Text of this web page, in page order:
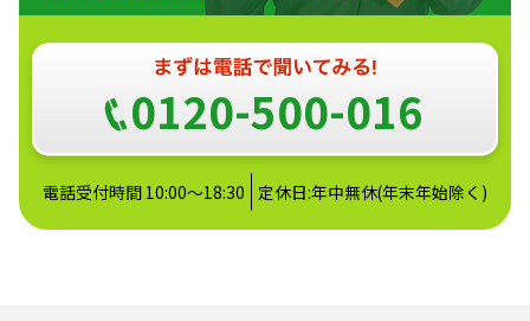
0120-500-016
電話受付時間 10:00～18:30 定休日:年中無休(年末年始除く)